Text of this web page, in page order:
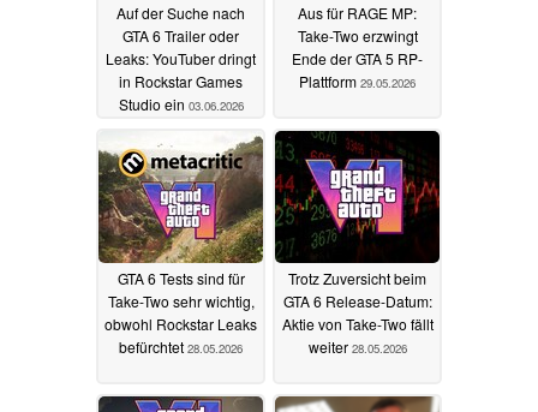
Auf der Suche nach
GTA 6 Trailer oder
Leaks: YouTuber dringt
in Rockstar Games
Studio ein 03.06.2026
Aus für RAGE MP:
Take-Two erzwingt
Ende der GTA 5 RP-
Plattform 29.05.2026
GTA 6 Tests sind für
Take-Two sehr wichtig,
obwohl Rockstar Leaks
befürchtet 28.05.2026
Trotz Zuversicht beim
GTA 6 Release-Datum:
Aktie von Take-Two fällt
weiter 28.05.2026